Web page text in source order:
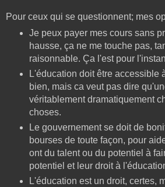
Pour ceux qui se questionnent; mes
Je peux payer mes cours sans
hausse, ça ne me touche pas,
raisonnable. Ça l'est pour
L'éducation doit être accessible
bien, mais ca veut pas dire
véritablement dramatiquement
choses.
Le gouvernement se doit de
bourses de toute façon, pour
ont du talent ou du potentiel à
potentiel et leur droit à
L'éducation est un droit, certes,